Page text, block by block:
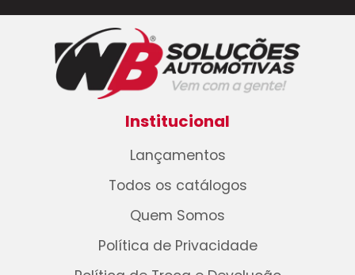
Institucional
Lançamentos
Todos os catálogos
Quem Somos
Política de Privacidade